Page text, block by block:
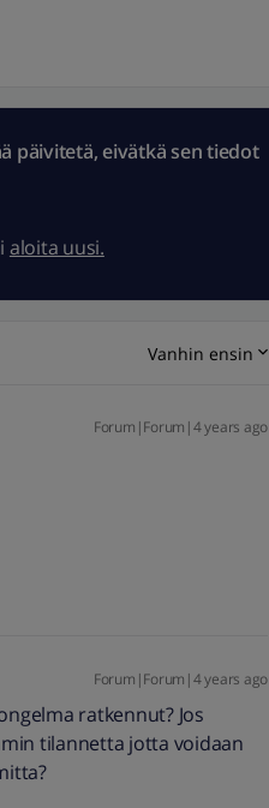
päivitetä, eivätkä sen tiedot
aloita uusi.
Vanhin ensin
Forum|Forum|4 years ago
Forum|Forum|4 years ago
ratkennut? Jos
tilannetta jotta voidaan